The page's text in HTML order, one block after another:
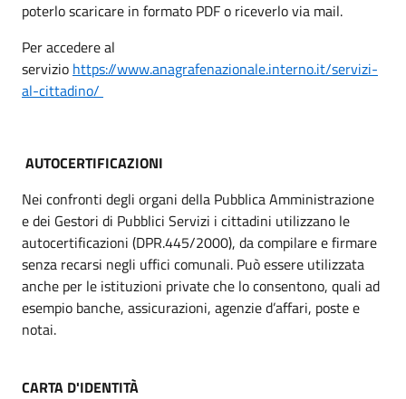
poterlo scaricare in formato PDF o riceverlo via mail.
Per accedere al
servizio https://www.anagrafenazionale.interno.it/servizi-
al-cittadino/
AUTOCERTIFICAZIONI
Nei confronti degli organi della Pubblica Amministrazione
e dei Gestori di Pubblici Servizi i cittadini utilizzano le
autocertificazioni (DPR.445/2000), da compilare e firmare
senza recarsi negli uffici comunali. Può essere utilizzata
anche per le istituzioni private che lo consentono, quali ad
esempio banche, assicurazioni, agenzie d’affari, poste e
notai.
CARTA D'IDENTITÀ